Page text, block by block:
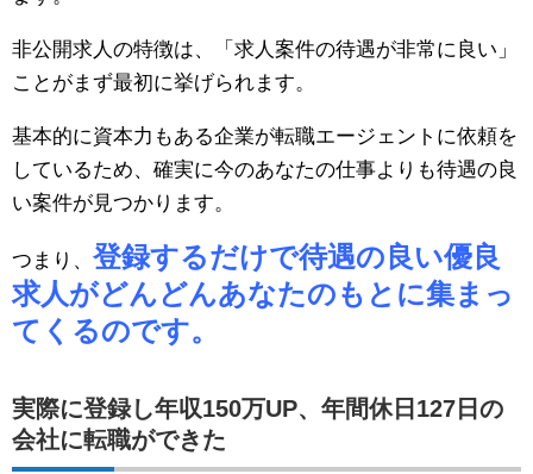
非公開求人の特徴は、「求人案件の待遇が非常に良い」
ことがまず最初に挙げられます。
基本的に資本力もある企業が転職エージェントに依頼を
しているため、確実に今のあなたの仕事よりも待遇の良
い案件が見つかります。
つまり、 登録するだけで待遇の良い優良
求人がどんどんあなたのもとに集まっ
てくるのです。
実際に登録し年収150万UP、年間休日127日の
会社に転職ができた